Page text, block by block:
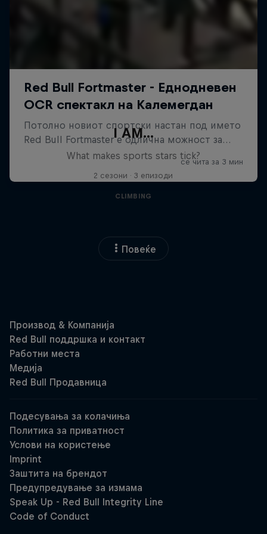
I AM...
What makes sports stars tick?
2 сезони · 3 епизоди
CLIMBING
Повеќе